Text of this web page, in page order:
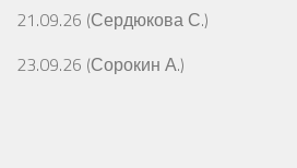
21.09.26 (Сердюкова С.)
23.09.26 (Сорокин А.)